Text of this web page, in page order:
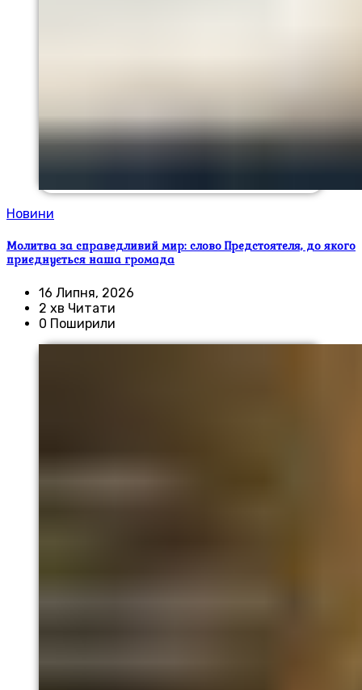
Новини
Молитва за справедливий мир: слово Предстоятеля, до якого
приєднується наша громада
16 Липня, 2026
2 хв Читати
0 Поширили